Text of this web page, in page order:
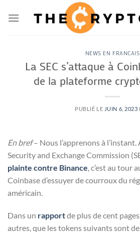
NEWS EN FRANCAIS
La SEC s’attaque à
de la plateforme
PUBLIÉ LE JUIN 6, 2023
En bref– Nous l’apprenons à l’instant.
Security and Exchange Commission
plainte contre Binance , c’est au tour
Coinbase d’essuyer de courroux du
américain.
Dans un rapportde plus de cent
autres, que les tokens suivants sont